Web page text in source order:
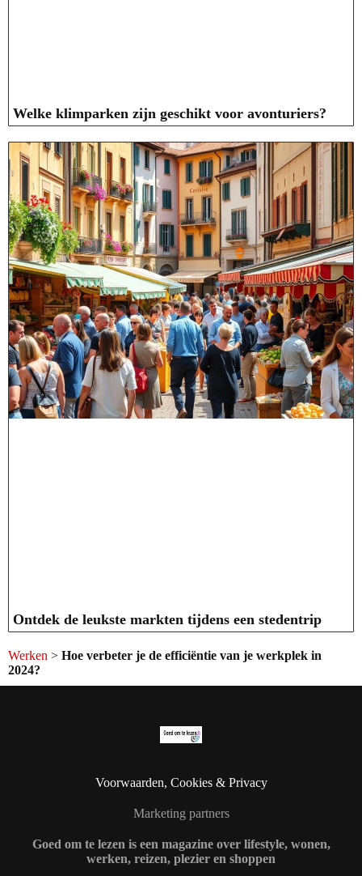
Welke klimparken zijn geschikt voor avonturiers?
Ontdek de leukste markten tijdens een stedentrip
Werken > Hoe verbeter je de efficiëntie van je werkplek in
2024?
Voorwaarden, Cookies & Privacy
Marketing partners
Goed om te lezen is een magazine over lifestyle, wonen,
werken, reizen, plezier en shoppen